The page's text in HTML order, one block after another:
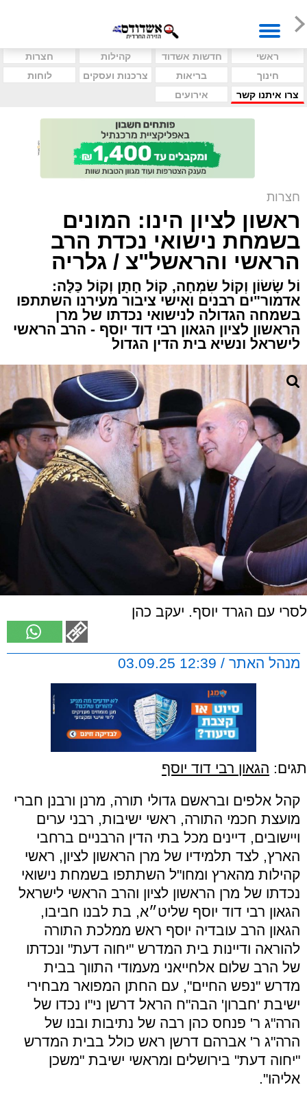
ראשי חדשות אשדוד קהילות
חצרות
חינוך
בריאות צרכנות ועסקים
לוחות
צרו איתנו קשר
אירועים
חצרות
ראשון לציון הינו: המונים
בשמחת נישואי נכדת הרב
הראשי והראשל"צ / גלריה
וֹל שָׂשׂוֹן וְקוֹל שִׂמְחָה, קוֹל חָתָן וְקוֹל כַּלָּה:
אדמור"ים רבנים ואישי ציבור מעירנו השתתפו
בשמחה הגדולה לנישואי נכדתו של מרן
הראשון לציון הגאון רבי דוד יוסף - הרב הראשי
לישראל ונשיא בית הדין הגדול
לסרי עם הגרד יוסף. יעקב כהן
מנהל האתר / 12:39 03.09.25
תגים: הגאון רבי דוד יוסף
קהל אלפים ובראשם גדולי תורה, מרנן ורבנן חברי
מועצת חכמי התורה, ראשי ישיבות, רבני ערים
ויישובים, דיינים מכל בתי הדין הרבניים ברחבי
הארץ, לצד תלמידיו של מרן הראשון לציון, ראשי
קהילות מהארץ ומחו"ל השתתפו בשמחת נישואי
נכדתו של מרן הראשון לציון והרב הראשי לישראל
הגאון רבי דוד יוסף שליט״א, בת לבנו חביבו,
הגאון הרב עובדיה יוסף ראש ממלכת התורה
להוראה ודיינות בית המדרש "יחוה דעת" ונכדתו
של הרב שלום אלחייאני מעמודי התווך בבית
מדרש "נפש החיים", עם החתן המפואר מבחירי
ישיבת 'חברון' הבה"ח הראל דרשן ני"ו נכדו של
הרה"ג ר' פנחס כהן רבה של נתיבות ובנו של
הרה"ג ר' אברהם דרשן ראש כולל בבית המדרש
"יחוה דעת" בירושלים ומראשי ישיבת "משכן
אליהו".